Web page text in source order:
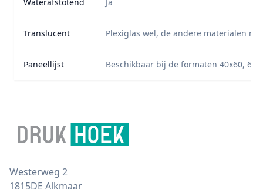
Translucent Plexiglas wel, de andere materialen
Paneellijst Beschikbaar bij de formaten 40x60,
Postal address
Westerweg 2
1815DE Alkmaar